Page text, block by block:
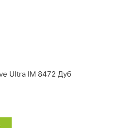
Ultra IM 8472 Дуб
Step Impressive Ultra IM